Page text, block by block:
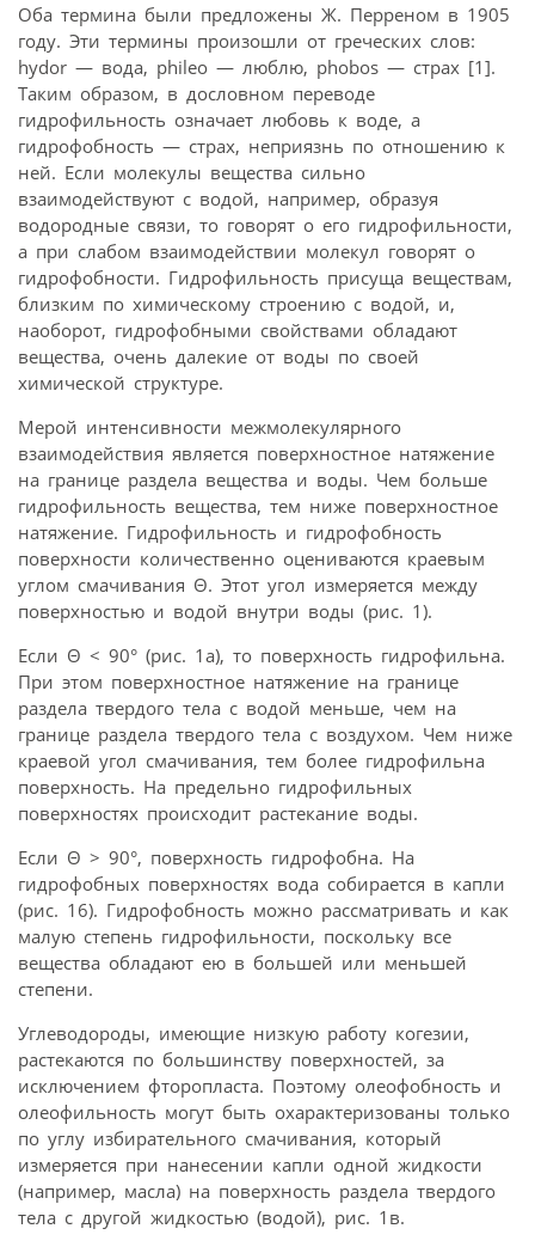
Оба термина были предложены Ж. Перреном в 1905
году. Эти термины произошли от греческих слов:
hydor — вода, phileo — люблю, phobos — страх [1].
Таким образом, в дословном переводе
гидрофильность означает любовь к воде, а
гидрофобность — страх, неприязнь по отношению к
ней. Если молекулы вещества сильно
взаимодействуют с водой, например, образуя
водородные связи, то говорят о его гидрофильности,
а при слабом взаимодействии молекул говорят о
гидрофобности. Гидрофильность присуща веществам,
близким по химическому строению с водой, и,
наоборот, гидрофобными свойствами обладают
вещества, очень далекие от воды по своей
химической структуре.
Мерой интенсивности межмолекулярного
взаимодействия является поверхностное натяжение
на границе раздела вещества и воды. Чем больше
гидрофильность вещества, тем ниже поверхностное
натяжение. Гидрофильность и гидрофобность
поверхности количественно оцениваются краевым
углом смачивания Θ. Этот угол измеряется между
поверхностью и водой внутри воды (рис. 1).
Если Θ < 90° (рис. 1а), то поверхность гидрофильна.
При этом поверхностное натяжение на границе
раздела твердого тела с водой меньше, чем на
границе раздела твердого тела с воздухом. Чем ниже
краевой угол смачивания, тем более гидрофильна
поверхность. На предельно гидрофильных
поверхностях происходит растекание воды.
Если Θ > 90°, поверхность гидрофобна. На
гидрофобных поверхностях вода собирается в капли
(рис. 16). Гидрофобность можно рассматривать и как
малую степень гидрофильности, поскольку все
вещества обладают ею в большей или меньшей
степени.
Углеводороды, имеющие низкую работу когезии,
растекаются по большинству поверхностей, за
исключением фторопласта. Поэтому олеофобность и
олеофильность могут быть охарактеризованы только
по углу избирательного смачивания, который
измеряется при нанесении капли одной жидкости
(например, масла) на поверхность раздела твердого
тела с другой жидкостью (водой), рис. 1в.